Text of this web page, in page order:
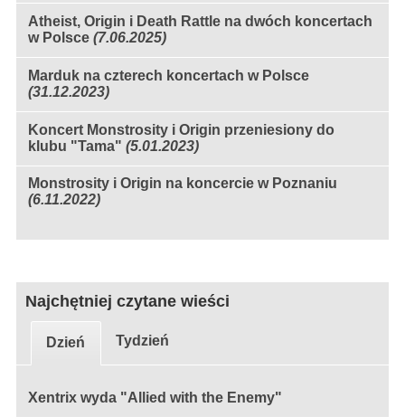
Atheist, Origin i Death Rattle na dwóch koncertach
w Polsce (7.06.2025)
Marduk na czterech koncertach w Polsce
(31.12.2023)
Koncert Monstrosity i Origin przeniesiony do
klubu "Tama" (5.01.2023)
Monstrosity i Origin na koncercie w Poznaniu
(6.11.2022)
Najchętniej czytane wieści
Dzień Tydzień
Xentrix wyda "Allied with the Enemy"